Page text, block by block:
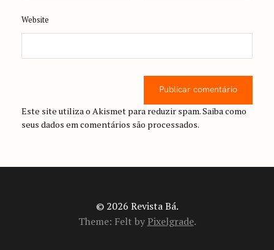
Website
Publicar comentário
Este site utiliza o Akismet para reduzir spam.Saiba como
seus dados em comentários são processados.
© 2026 Revista Bá.
Theme: Felt by Pixelgrade.